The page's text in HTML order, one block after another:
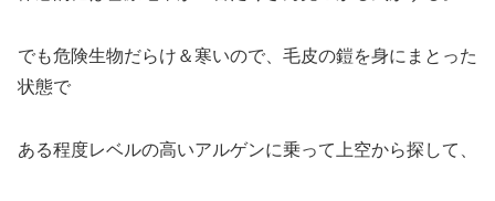
でも危険生物だらけ＆寒いので、毛皮の鎧を身にまとった
状態で
ある程度レベルの高いアルゲンに乗って上空から探して、